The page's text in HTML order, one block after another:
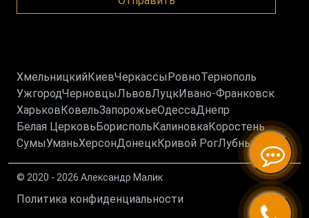
ХмельницкийКиевЧеркассы РовноТернополь
УжгородЧерновцыЛьвовЛуцкИвано-Франковск
Харьков КовельЗапорожьеОдессаДнепр
Белая Церковь Борисполь КалиновкаКоростень
СумыУманьХерсонДонецкКривой РогЛубны
© 2020 - 2026 Александр Малик
Политика конфиденциальности